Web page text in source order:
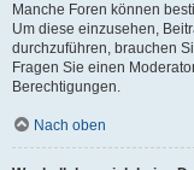
Manche Foren können
Um diese einzusehen,
durchzuführen, brauchen
Fragen Sie einen
Berechtigungen.
Nach oben